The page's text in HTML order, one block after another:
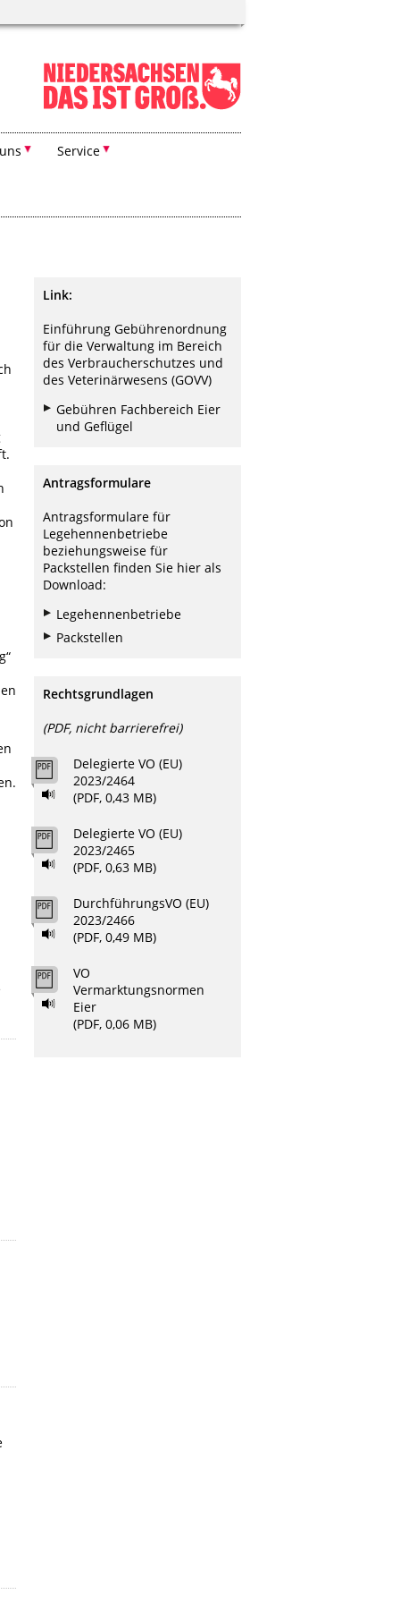
Service
Link:
Einführung Gebührenordnung
für die Verwaltung im Bereich
des Verbraucherschutzes und
des Veterinärwesens (GOVV)
Gebühren Fachbereich Eier
und Geflügel
Antragsformulare
Antragsformulare für
Legehennenbetriebe
beziehungsweise für
Packstellen finden Sie hier als
Download:
Legehennenbetriebe
Packstellen
Rechtsgrundlagen
(PDF, nicht barrierefrei)
Delegierte VO (EU)
2023/2464
(PDF, 0,43 MB)
Delegierte VO (EU)
2023/2465
(PDF, 0,63 MB)
DurchführungsVO (EU)
2023/2466
(PDF, 0,49 MB)
VO
Vermarktungsnormen
Eier
(PDF, 0,06 MB)